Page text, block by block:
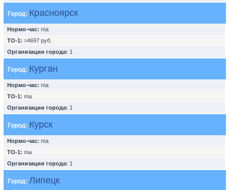
Город: Красноярск
Нормо-час: n\a
ТО-1: ≈4697 руб.
Организации города: 1
Город: Курган
Нормо-час: n\a
ТО-1: n\a
Организации города: 1
Город: Курск
Нормо-час: n\a
ТО-1: n\a
Организации города: 1
Город: Липецк